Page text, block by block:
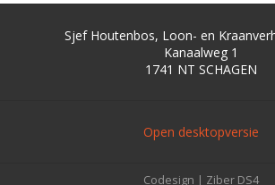
Sjef Houtenbos, Loon- en
Kanaalweg 1
1741 NT SCHAGEN
Open desktopversie
Codesign | Ziber DS4